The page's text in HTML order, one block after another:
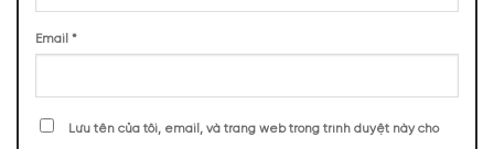
Email *
Lưu tên của tôi, email, và trang web trong trình duyệt này cho